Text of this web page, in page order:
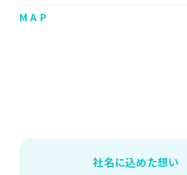
M A P
社名に込めた想い